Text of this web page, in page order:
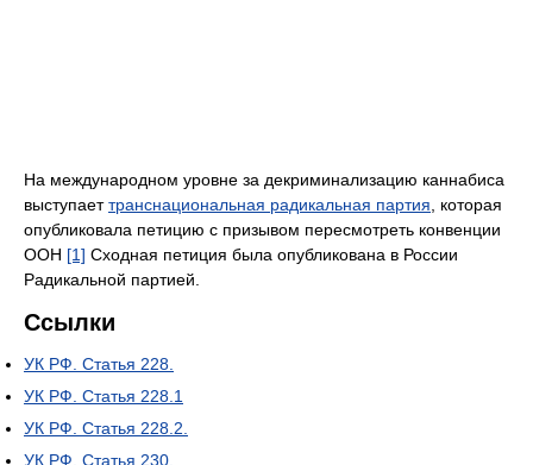
На международном уровне за декриминализацию каннабиса
выступаеттранснациональная радикальная партия , которая
опубликовала петицию с призывом пересмотреть конвенции
ООН [1] Сходная петиция была опубликована в России
Радикальной партией.
Ссылки
УК РФ. Статья 228.
УК РФ. Статья 228.1
УК РФ. Статья 228.2.
УК РФ. Статья 230.